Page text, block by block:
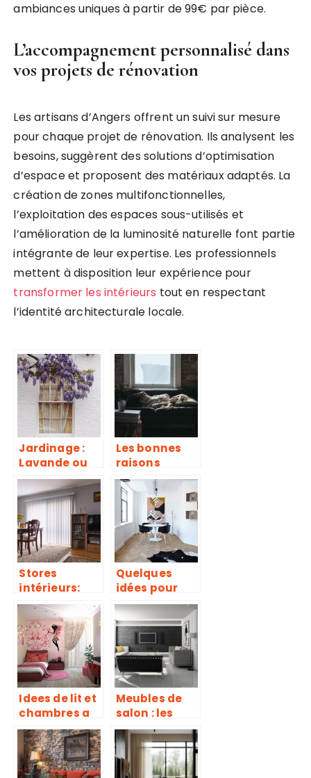
ambiances uniques à partir de 99€ par pièce.
L’accompagnement personnalisé dans
vos projets de rénovation
Les artisans d’Angers offrent un suivi sur mesure
pour chaque projet de rénovation. Ils analysent les
besoins, suggèrent des solutions d’optimisation
d’espace et proposent des matériaux adaptés. La
création de zones multifonctionnelles,
l’exploitation des espaces sous-utilisés et
l’amélioration de la luminosité naturelle font partie
intégrante de leur expertise. Les professionnels
mettent à disposition leur expérience pour
transformer les intérieurs tout en respectant
l’identité architecturale locale.
Jardinage :
Lavande ou
Ail
d’ornement ?
Les bonnes
raisons
d’opter pour
un canapé
convertible
Stores
intérieurs:
conseils pour
bien les
choisir
Quelques
idées pour
décorer votre
mur intérieur
Idees de lit et
chambres a
coucher pour
filles.
Meubles de
salon : les
incontournab
les a avoir
pour bien
amenager sa